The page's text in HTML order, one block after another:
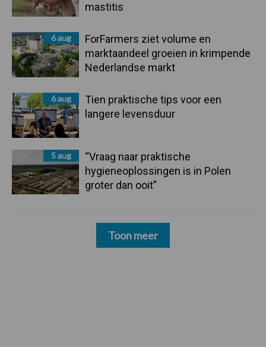
mastitis
6 aug
ForFarmers ziet volume en
marktaandeel groeien in krimpende
Nederlandse markt
6 aug
Tien praktische tips voor een
langere levensduur
5 aug
“Vraag naar praktische
hygieneoplossingen is in Polen
groter dan ooit”
Toon meer